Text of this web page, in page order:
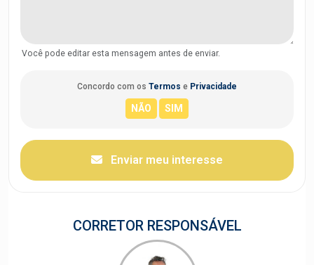
Você pode editar esta mensagem antes de enviar.
Concordo com os Termos e Privacidade
Enviar meu interesse
CORRETOR RESPONSÁVEL